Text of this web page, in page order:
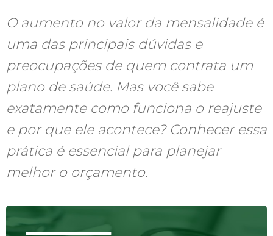
O aumento no valor da mensalidade é
uma das principais dúvidas e
preocupações de quem contrata um
plano de saúde. Mas você sabe
exatamente como funciona o reajuste
e por que ele acontece? Conhecer essa
prática é essencial para planejar
melhor o orçamento.